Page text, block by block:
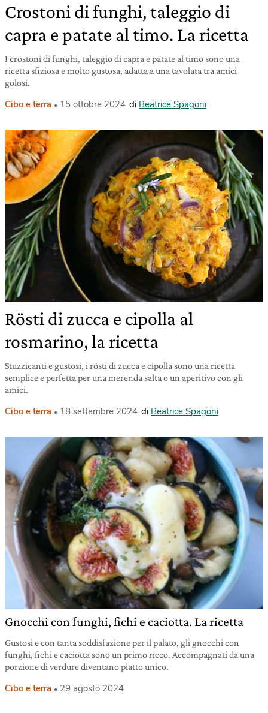
Crostoni di funghi, taleggio di
capra e patate al timo. La ricetta
I crostoni di funghi, taleggio di capra e patate al timo sono una
ricetta sfiziosa e molto gustosa, adatta a una tavolata tra amici
golosi.
Cibo e terra 15 ottobre 2024 di Beatrice Spagoni
Rösti di zucca e cipolla al
rosmarino, la ricetta
Stuzzicanti e gustosi, i rösti di zucca e cipolla sono una ricetta
semplice e perfetta per una merenda salta o un aperitivo con gli
amici.
Cibo e terra 18 settembre 2024 di Beatrice Spagoni
Gnocchi con funghi, fichi e caciotta. La ricetta
Gustosi e con tanta soddisfazione per il palato, gli gnocchi con
funghi, fichi e caciotta sono un primo ricco. Accompagnati da una
porzione di verdure diventano piatto unico.
Cibo e terra 29 agosto 2024